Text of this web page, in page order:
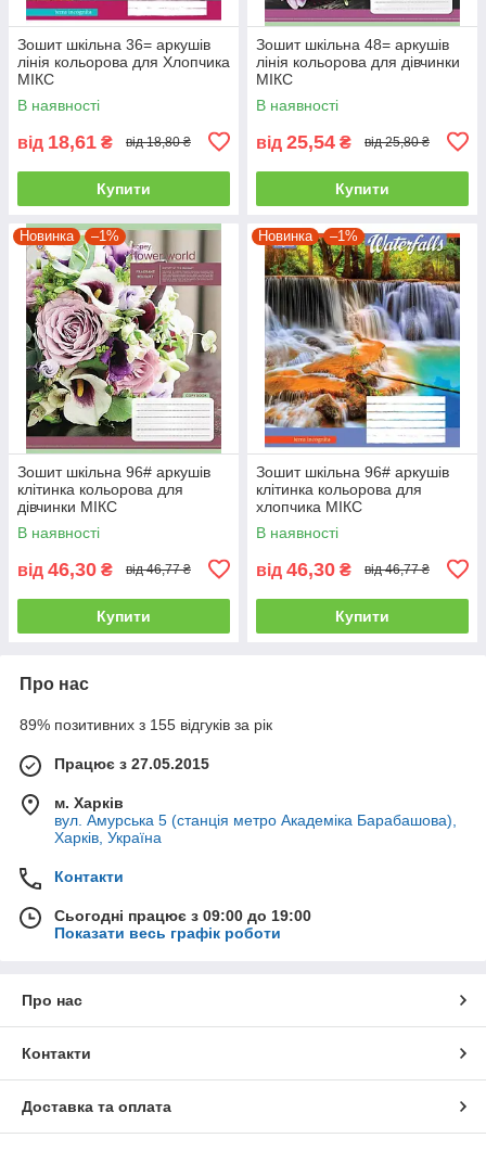
Зошит шкільна 36= аркушів
лінія кольорова для Хлопчика
МІКС
В наявності
від 18,61 ₴ від 18,80 ₴
Купити
Зошит шкільна 48= аркушів
лінія кольорова для дівчинки
МІКС
В наявності
від 25,54 ₴ від 25,80 ₴
Купити
Новинка –1%
Зошит шкільна 96# аркушів
клітинка кольорова для
дівчинки МІКС
В наявності
від 46,30 ₴ від 46,77 ₴
Купити
Новинка –1%
Зошит шкільна 96# аркушів
клітинка кольорова для
хлопчика МІКС
В наявності
від 46,30 ₴ від 46,77 ₴
Купити
Про нас
89% позитивних з 155 відгуків за рік
Працює з 27.05.2015
м. Харків
вул. Амурська 5 (станція метро Академіка Барабашова),
Харків, Україна
Контакти
Сьогодні працює з 09:00 до 19:00
Показати весь графік роботи
Про нас
Контакти
Доставка та оплата